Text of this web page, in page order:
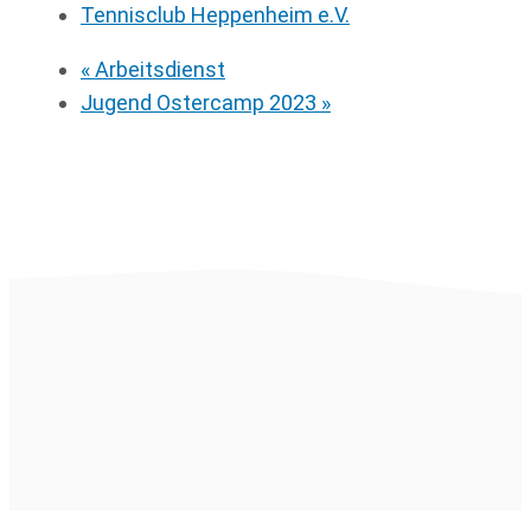
Tennisclub Heppenheim e.V.
«Arbeitsdienst
Jugend Ostercamp 2023 »